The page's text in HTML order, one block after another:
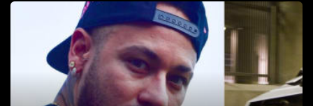
Filmy
Seriály